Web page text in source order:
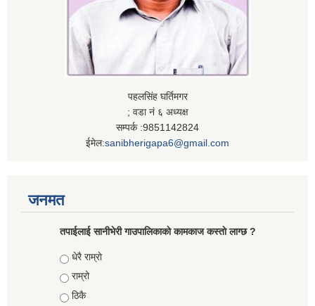
पहलसिंह घर्तिमगर
; वडा नं ६ अध्यक्ष
सम्पर्क :9851142824
ईमेल:sanibherigapa6@gmail.com
जनमत
तपाईलाई सानीभेरी गाउपालिकाकाे कामकाज कस्ताे लाग्छ ?
Choices
धेरै राम्राे
राम्रो
ठिकै